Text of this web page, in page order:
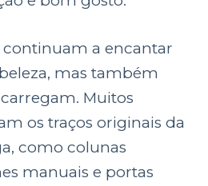
continuam a encantar
mas também
Muitos
os traços originais da
como colunas
manuais e portas